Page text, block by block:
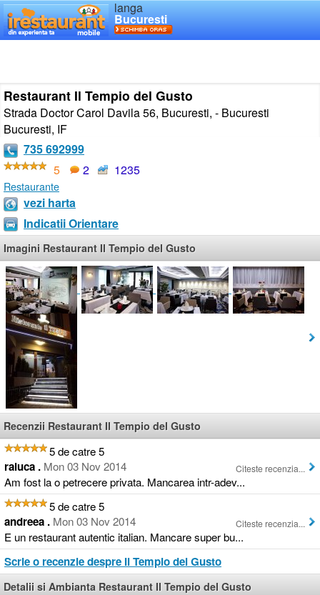
langa
Bucuresti
Restaurant Il Tempio del Gusto
Strada Doctor Carol Davila 56, Bucuresti, - Bucuresti
Bucuresti, IF
735 692999
5
2 1235
Restaurante
vezi harta
Indicatii Orientare
Imagini Restaurant Il Tempio del Gusto
Recenzii Restaurant Il Tempio del Gusto
5 de catre 5
raluca . Mon 03 Nov 2014
Am fost la o petrecere privata. Mancarea intr-adev...
Citeste recenzia...
5 de catre 5
andreea . Mon 03 Nov 2014
E un restaurant autentic italian. Mancare super bu...
Citeste recenzia...
Scrie o recenzie despre Il Tempio del Gusto
Detalii si Ambianta Restaurant Il Tempio del Gusto